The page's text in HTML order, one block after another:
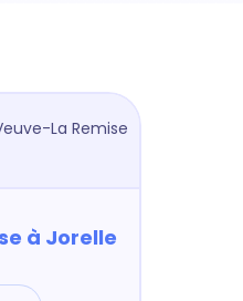
La Remise
à Jorelle